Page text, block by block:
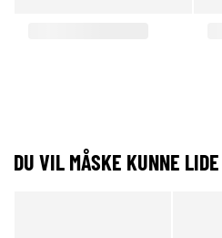
DU VIL MÅSKE KUNNE LIDE